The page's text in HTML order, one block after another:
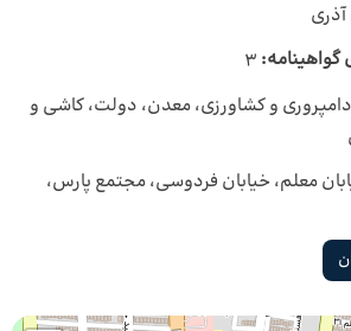
گواهینامه: 3
دامپروری و کشاورزی، معدن، دولت، کاشی و
معلم، خیابان فردوسی، مجتمع پارس،